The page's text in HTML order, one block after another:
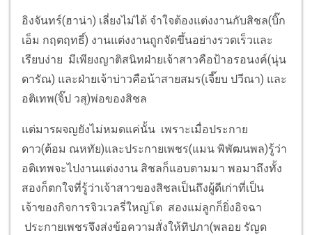
อิงจันทร์(ฮาน่า) เลี่ยงไม่ได้ จำใจต้องแต่งงานกับสิชล(บิ๊ก
เอ็ม กฤตฤทธิ์) งานแต่งงานถูกจัดขึ้นอย่างรวดเร็วและ
เรียบง่าย มีเพียงญาติสนิทฝ่ายเจ้าสาวคือป้าอรอนงค์(นุ่น
ดารัณ) และฝ่ายเจ้าบ่าวคือน้าสายสมร(เจี๊ยบ ปวีณา) และ
อติเทพ(จิ๊ป วสุ)พ่อของสิชล
แต่มารผจญยังไม่หมดแค่นั้น เพราะเมื่อประกาย
ดาว(ต้อม ณหทัย)และประกายเพชร(แมน พิพัฒนพล)รู้ว่า
อติเทพจะไปงานแต่งงาน สิชลก็แอบตามมา พอมาถึงทั้ง
สองก็ตกใจที่รู้ว่าเจ้าสาวของสิชลเป็นถึงผู้ดีเก่าที่เป็น
เจ้าของกิจการจิวเวลรี่ใหญ่โต สองแม่ลูกก็ยิ่งอิจฉา
ประกายเพชรจึงส่งข้อความสั่งให้ทิปภา(พลอย รัญด